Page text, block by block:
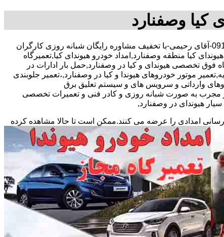
کیا وصفنارد
,09122430546-آقای رحیمی-با تخفیف مشاوره رایگان شبانه روزی کارگران
کیا منطقه وصفنارد,امداد خودرو هیوندای کیا,تعمیرگاه
فوق تخصصی هیوندای و کیا در وصفنارد,حمل بار ادارات در
موتور خودروهای هیوندا و کیا در وصفنارد,،تعمیر جلوبندی
وارداتی و سرویس های و سیستم تعلیق برق
مجرب به صورت شبانه روزی و کادر فنی و تعمیرات تخصصی
هیوندای در وصفنارد,
امدادی را عرضه می کنند.ممکن است تا حالا مشاهده کرده